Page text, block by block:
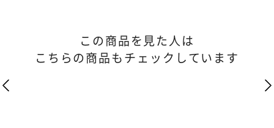
この商品を見た人は
こちらの商品もチェックしています